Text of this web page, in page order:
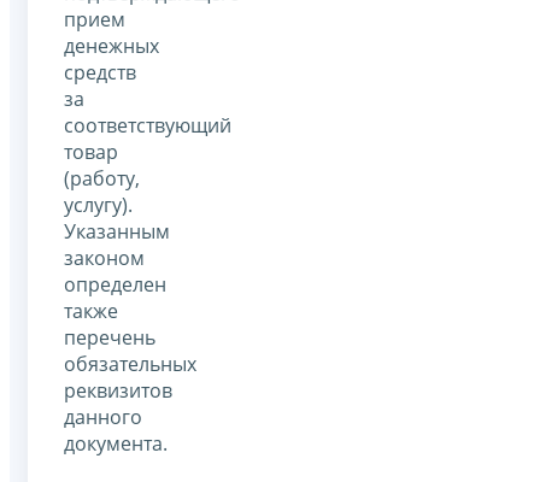
прием
денежных
средств
за
соответствующий
товар
(работу,
услугу).
Указанным
законом
определен
также
перечень
обязательных
реквизитов
данного
документа.